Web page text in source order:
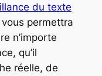
du texte
permettra
n’importe
qu’il
réelle, de